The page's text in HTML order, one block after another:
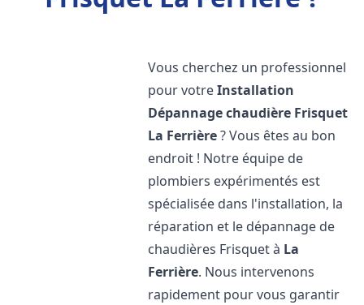
Vous cherchez un professionnel
pour votreInstallation
Dépannage chaudière Frisquet
La Ferrière? Vous êtes au bon
endroit ! Notre équipe de
plombiers expérimentés est
spécialisée dans l'installation, la
réparation et le dépannage de
chaudières Frisquet à La
Ferrière. Nous intervenons
rapidement pour vous garantir